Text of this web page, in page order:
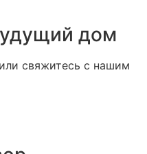
дом
свяжитесь с нашим